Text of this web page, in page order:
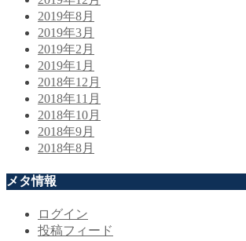
2019年8月
2019年3月
2019年2月
2019年1月
2018年12月
2018年11月
2018年10月
2018年9月
2018年8月
メタ情報
ログイン
投稿フィード